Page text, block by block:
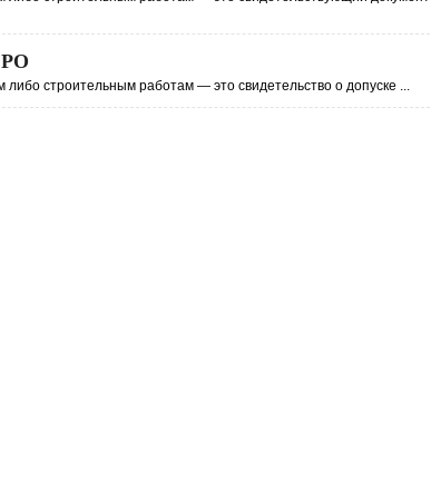
либо строительным работам — это свидетельство о допуске ...